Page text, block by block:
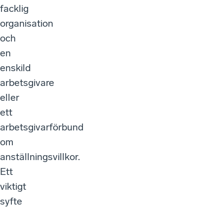
facklig
organisation
och
en
enskild
arbetsgivare
eller
ett
arbetsgivarförbund
om
anställningsvillkor.
Ett
viktigt
syfte